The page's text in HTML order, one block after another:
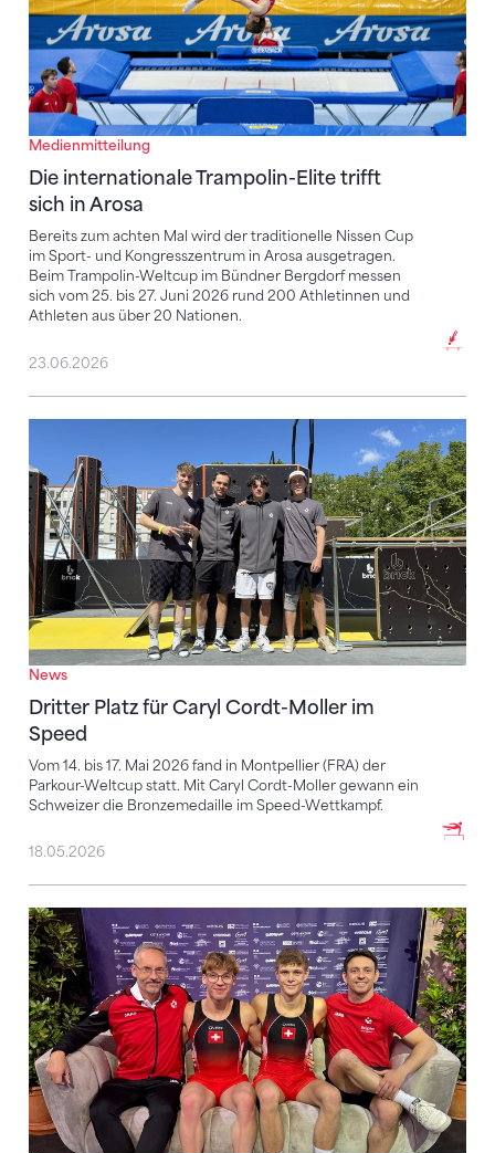
Medienmitteilung
Die internationale Trampolin-Elite trifft
sich in Arosa
Bereits zum achten Mal wird der traditionelle Nissen Cup
im Sport- und Kongresszentrum in Arosa ausgetragen.
Beim Trampolin-Weltcup im Bündner Bergdorf messen
sich vom 25. bis 27. Juni 2026 rund 200 Athletinnen und
Athleten aus über 20 Nationen.
23.06.2026
News
Dritter Platz für Caryl Cordt-Moller im
Speed
Vom 14. bis 17. Mai 2026 fand in Montpellier (FRA) der
Parkour-Weltcup statt. Mit Caryl Cordt-Moller gewann ein
Schweizer die Bronzemedaille im Speed-Wettkampf.
Dritter Platz für Caryl Cordt-Moller im Speed
18.05.2026
Persönlicher Erfolg und wichtige Erfahrungen in